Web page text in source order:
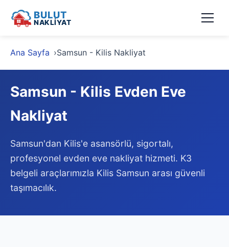
BULUT
NAKLİYAT
Ana Sayfa Samsun - Kilis Nakliyat
Samsun - Kilis Evden Eve
Nakliyat
Samsun'dan Kilis'e asansörlü, sigortalı,
profesyonel evden eve nakliyat hizmeti. K3
belgeli araçlarımızla Kilis Samsun arası güvenli
taşımacılık.